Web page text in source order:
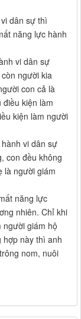
dân sự thì
năng lực hành
vi dân sự
người kia
con cả là
kiện làm
kiện làm người
vi dân sự
con đều không
là người giám
năng lực
nhiên. Chỉ khi
người giám hộ
này thì anh
nom, nuôi